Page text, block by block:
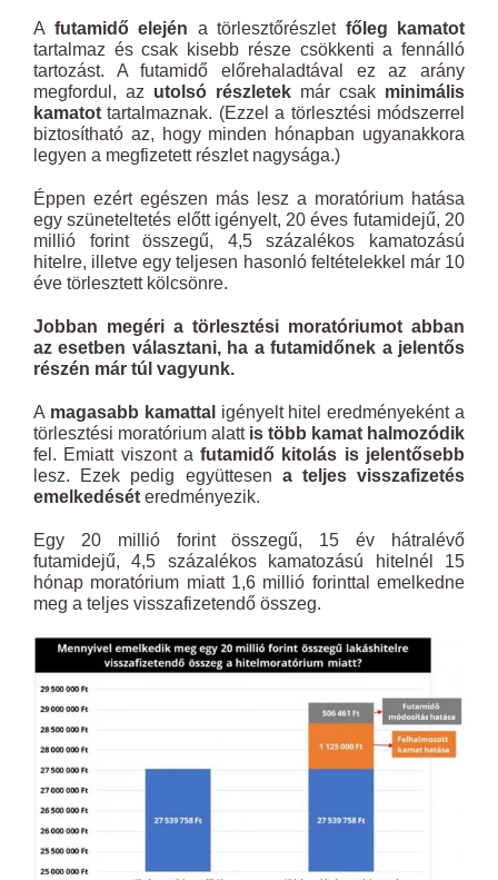
A futamidő elején a törlesztőrészlet főleg kamatot
tartalmaz és csak kisebb része csökkenti a fennálló
tartozást. A futamidő előrehaladtával ez az arány
megfordul, az utolsó részletek már csak minimális
kamatot tartalmaznak. (Ezzel a törlesztési módszerrel
biztosítható az, hogy minden hónapban ugyanakkora
legyen a megfizetett részlet nagysága.)
Éppen ezért egészen más lesz a moratórium hatása
egy szüneteltetés előtt igényelt, 20 éves futamidejű, 20
millió forint összegű, 4,5 százalékos kamatozású
hitelre, illetve egy teljesen hasonló feltételekkel már 10
éve törlesztett kölcsönre.
Jobban megéri a törlesztési moratóriumot abban
az esetben választani, ha a futamidőnek a jelentős
részén már túl vagyunk.
A magasabb kamattal igényelt hitel eredményeként a
törlesztési moratórium alatt is több kamat halmozódik
fel. Emiatt viszont afutamidő kitolás is jelentősebb
lesz. Ezek pedig együttesen a teljes visszafizetés
emelkedését eredményezik.
Egy 20 millió forint összegű, 15 év hátralévő
futamidejű, 4,5 százalékos kamatozású hitelnél 15
hónap moratórium miatt 1,6 millió forinttal emelkedne
meg a teljes visszafizetendő összeg.